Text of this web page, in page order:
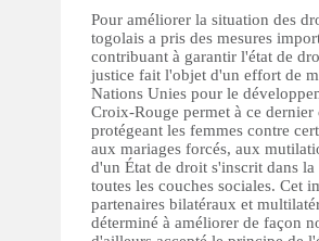
Pour améliorer la situation des
togolais a pris des mesures
contribuant à garantir l'état de
justice fait l'objet d'un effort de
Nations Unies pour le
Croix-Rouge permet à ce
protégeant les femmes contre
aux mariages forcés, aux
d'un État de droit s'inscrit dans
toutes les couches sociales. Cet
partenaires bilatéraux et
déterminé à améliorer de façon